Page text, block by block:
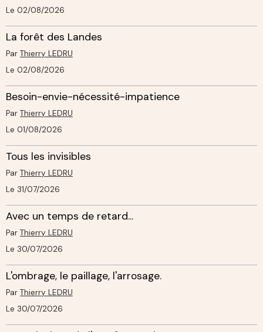
Le 02/08/2026
La forêt des Landes
Par Thierry LEDRU
Le 02/08/2026
Besoin-envie-nécessité-impatience
Par Thierry LEDRU
Le 01/08/2026
Tous les invisibles
Par Thierry LEDRU
Le 31/07/2026
Avec un temps de retard...
Par Thierry LEDRU
Le 30/07/2026
L'ombrage, le paillage, l'arrosage.
Par Thierry LEDRU
Le 30/07/2026